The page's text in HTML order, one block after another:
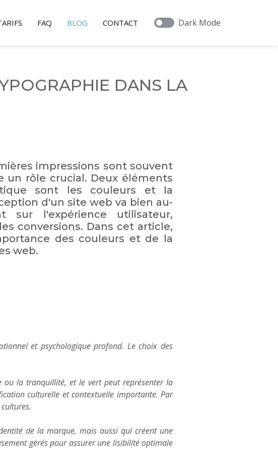
FAQ BLOG CONTACT Dark Mode
DANS LA
impressions sont souvent
rôle crucial. Deux éléments
sont les couleurs et la
d'un site web va bien au-
l'expérience utilisateur,
conversions. Dans cet article,
des couleurs et de la
web.
et psychologique profond. Le choix des
ou la tranquillité, et le vert peut représenter la
culturelle et contextuelle importante. Par
de la marque, mais aussi qui créent une
gérés pour assurer une lisibilité optimale